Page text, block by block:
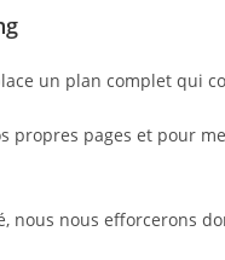
un plan complet qui
propres pages et pour
nous efforcerons